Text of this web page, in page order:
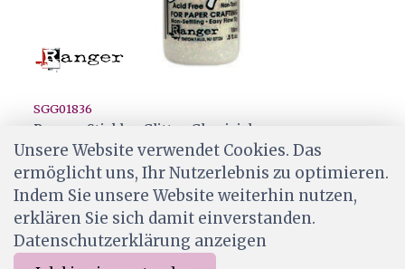
SGG01836
Ranger Stickles Glitter Glue icicle
CHF 3.20
Ab Lager
Unsere Website verwendet Cookies. Das
ermöglicht uns, Ihr Nutzerlebnis zu optimieren.
Indem Sie unsere Website weiterhin nutzen,
erklären Sie sich damit einverstanden.
Datenschutzerklärung anzeigen